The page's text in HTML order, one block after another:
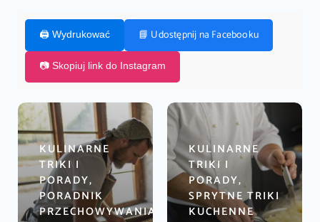
🖨️ Wydrukować 📘 Udostępnij na Facebooku
📷 Skopiuj link do Instagram
KULINARNE
TRIKI I
PORADY,
PORADNIK
PRZECHOWYWANIA
KULINARNE
TRIKI I
PORADY,
SPRYTNE TRIKI
KUCHENNE